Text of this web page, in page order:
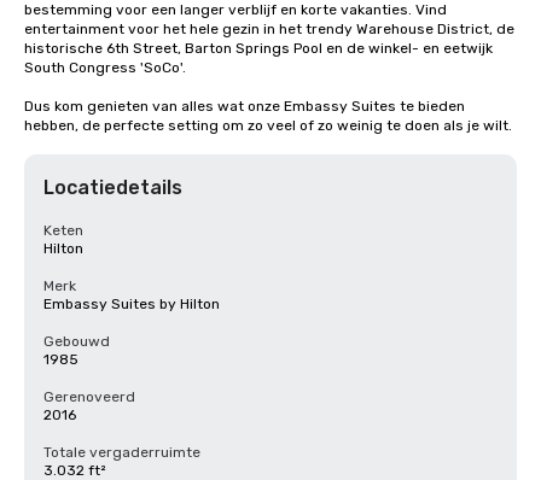
bestemming voor een langer verblijf en korte vakanties. Vind
entertainment voor het hele gezin in het trendy Warehouse District, de
historische 6th Street, Barton Springs Pool en de winkel- en eetwijk
South Congress 'SoCo'.
Dus kom genieten van alles wat onze Embassy Suites te bieden
hebben, de perfecte setting om zo veel of zo weinig te doen als je wilt.
Locatiedetails
Keten
Hilton
Merk
Embassy Suites by Hilton
Gebouwd
1985
Gerenoveerd
2016
Totale vergaderruimte
3.032 ft²